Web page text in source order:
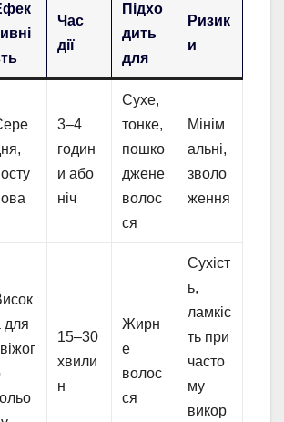
Час
дії
Підхо
дить
для
Ризик
и
3–4
годин
и або
ніч
Сухе,
тонке,
пошко
джене
волос
ся
Мінім
альні,
зволо
ження
для
15–30
хвили
н
Жирн
е
волос
ся
Сухіст
ь,
ламкіс
ть при
часто
му
викор